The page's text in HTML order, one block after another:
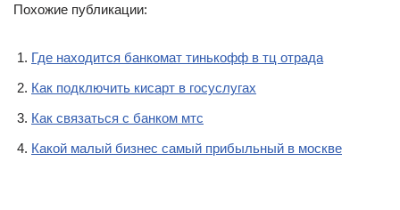
Похожие публикации:
Где находится банкомат тинькофф в тц отрада
Как подключить кисарт в госуслугах
Как связаться с банком мтс
Какой малый бизнес самый прибыльный в москве